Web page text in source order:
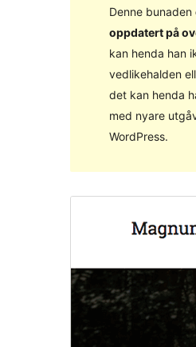
Denne bunaden
oppdatert på
kan henda han
vedlikehalden
det kan henda
med nyare
WordPress.